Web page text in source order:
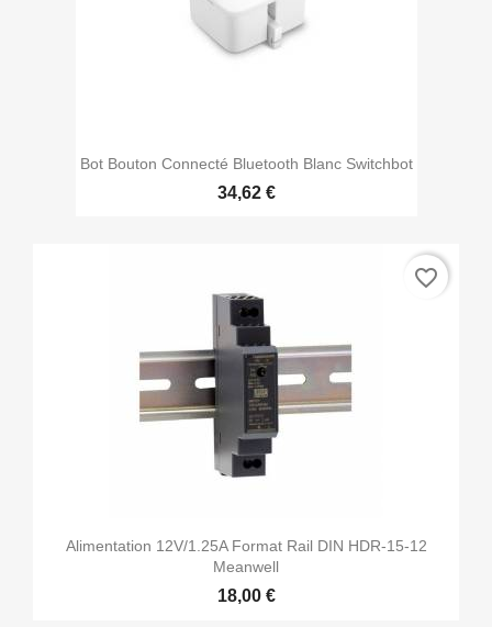
Bot Bouton Connecté Bluetooth Blanc Switchbot
34,62 €
Alimentation 12V/1.25A Format Rail DIN HDR-15-12
Meanwell
18,00 €
favorite_border